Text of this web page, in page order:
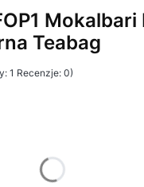
Mokalbari
Teabag
1 Recenzje: 0)
mogą różnić się ceną